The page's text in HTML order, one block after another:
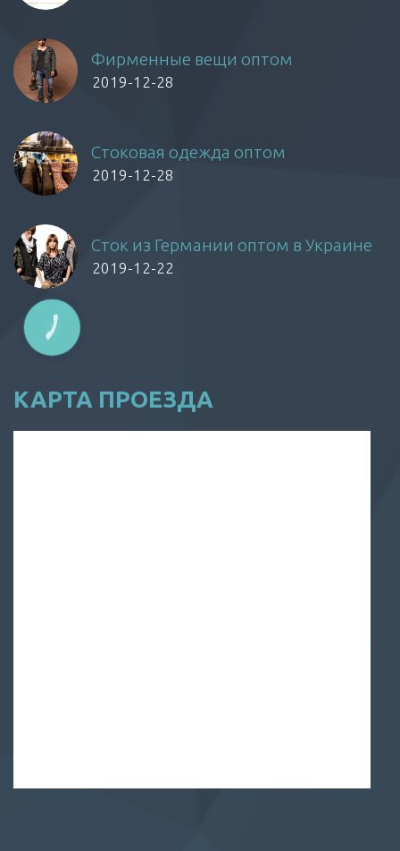
Фирменные вещи оптом
2019-12-28
Стоковая одежда оптом
2019-12-28
Сток из Германии оптом в Украине
2019-12-22
КАРТА ПРОЕЗДА